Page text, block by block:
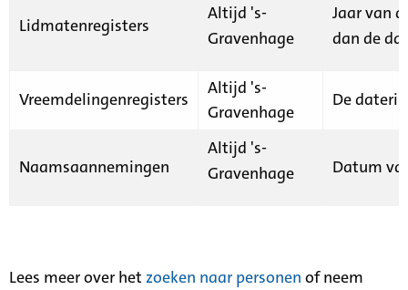
Lidmatenregisters
Altijd 's-
Gravenhage
Jaar van
dan de
Vreemdelingenregisters
Altijd 's-
Gravenhage
De
Naamsaannemingen
Altijd 's-
Gravenhage
Datum
Lees meer over het zoeken naar personen of neem